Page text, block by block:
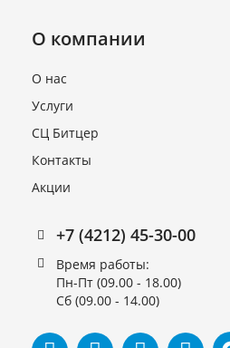
О компании
О нас
Услуги
СЦ Битцер
Контакты
Акции
+7 (4212) 45-30-00
Время работы:
Пн-Пт (09.00 - 18.00)
Сб (09.00 - 14.00)